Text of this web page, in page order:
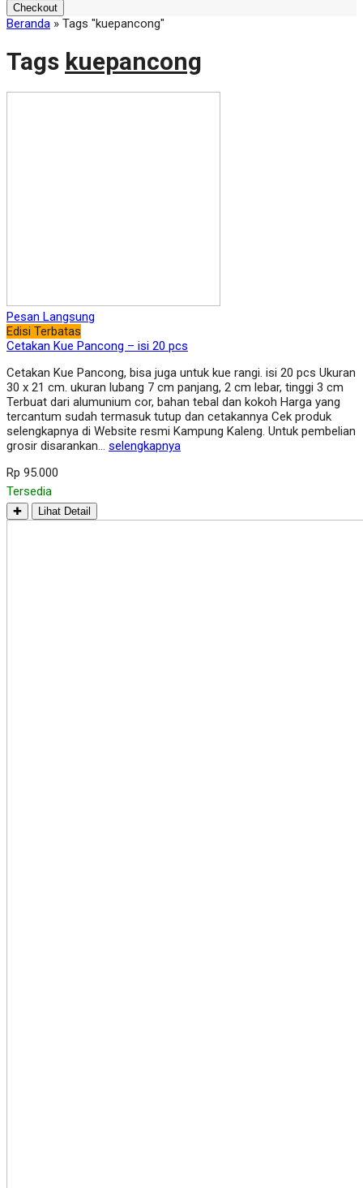
Checkout
Beranda » Tags "kuepancong"
Tags kuepancong
Pesan Langsung
Edisi Terbatas
Cetakan Kue Pancong – isi 20 pcs
Cetakan Kue Pancong, bisa juga untuk kue rangi. isi 20 pcs Ukuran
30 x 21 cm. ukuran lubang 7 cm panjang, 2 cm lebar, tinggi 3 cm
Terbuat dari alumunium cor, bahan tebal dan kokoh Harga yang
tercantum sudah termasuk tutup dan cetakannya Cek produk
selengkapnya di Website resmi Kampung Kaleng. Untuk pembelian
grosir disarankan… selengkapnya
Rp 95.000
Tersedia
✚ Lihat Detail